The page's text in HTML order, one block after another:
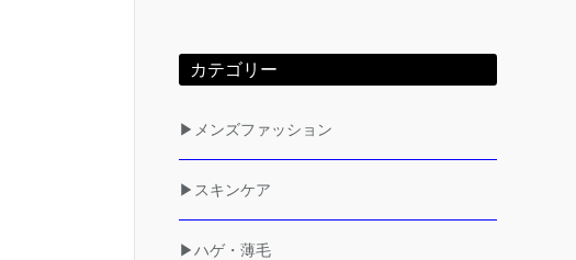
カテゴリー
▶メンズファッション
▶スキンケア
▶ハゲ・薄毛